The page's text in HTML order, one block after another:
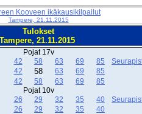
Kooveen ikäkausikilpailut
Tampere, 21.11.2015
Tulokset
Tampere, 21.11.2015
Pojat 17v
42 58 63 69 85
42 58 63 69
85
42 58 63 69
85
Pojat 10v
26 29 32 35 40
26 29 32 35
40